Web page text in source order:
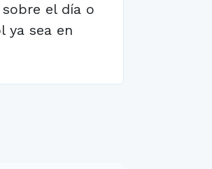
el día o
ya sea en